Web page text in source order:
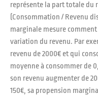
représente la part totale du
(Consommation / Revenu
marginale mesure
variation du revenu. Par
revenu de 2000€ et qui
moyenne à consommer de
son revenu augmenter de
150€, sa propension